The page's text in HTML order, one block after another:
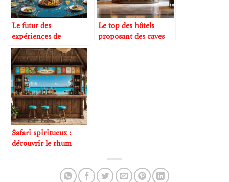
Le futur des
expériences de
dégustation en voyage
Le top des hôtels
proposant des caves
Safari spiritueux :
découvrir le rhum